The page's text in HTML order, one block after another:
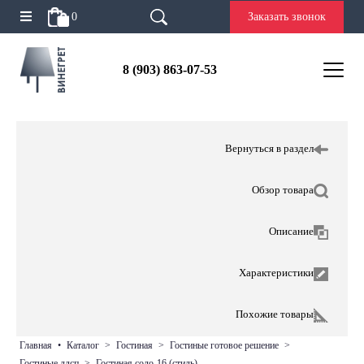
0 Заказать звонок
8 (903) 863-07-53
Вернуться в раздел
Обзор товара
Описание
Характеристики
Похожие товары
главная • каталог > гостиная > гостиные готовое решение >